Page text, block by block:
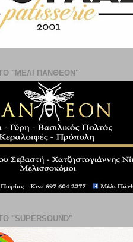
"ΜΕΛΙ ΠΑΝΘΕΟΝ"
"SUPERSOUND"